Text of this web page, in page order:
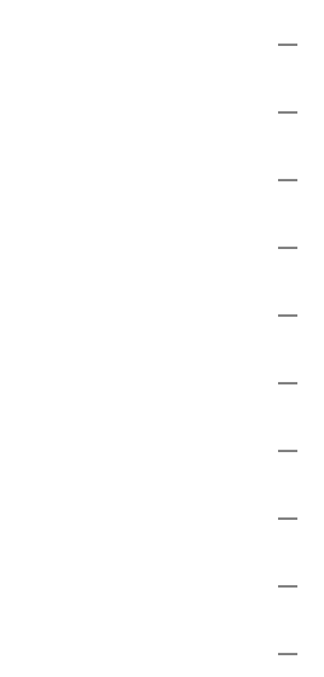
—
—
—
—
—
—
—
—
—
—